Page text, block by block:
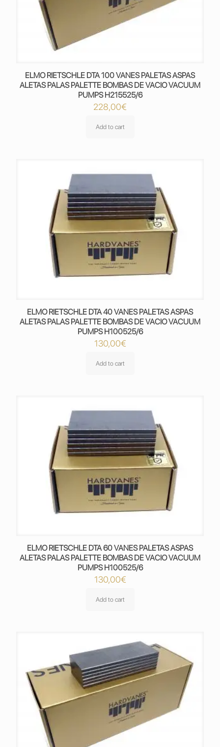
ELMO RIETSCHLE DTA 100 VANES PALETAS ASPAS
ALETAS PALAS PALETTE BOMBAS DE VACIO VACUUM
PUMPS H215525/6
228,00€
Add to cart
ELMO RIETSCHLE DTA 40 VANES PALETAS ASPAS
ALETAS PALAS PALETTE BOMBAS DE VACIO VACUUM
PUMPS H100525/6
130,00€
Add to cart
ELMO RIETSCHLE DTA 60 VANES PALETAS ASPAS
ALETAS PALAS PALETTE BOMBAS DE VACIO VACUUM
PUMPS H100525/6
130,00€
Add to cart